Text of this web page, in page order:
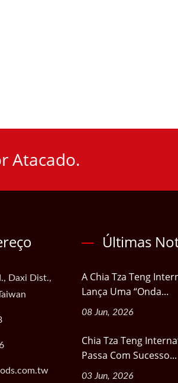
Atacado.
Daxi Dist.,
Últimas
A Chia Tza Teng
Lança Uma “Onda...
08 Jun, 2026
Chia Tza Teng
Passa Com Sucesso...
03 Jun, 2026